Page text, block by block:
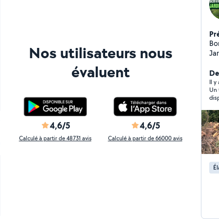
Nos utilisateurs nous
évaluent
4,6/5
Calculé à partir de 48731 avis
4,6/5
Calculé à partir de 66000 avis
services :
et
végétaux
sur
contacter
la
Il y
Un